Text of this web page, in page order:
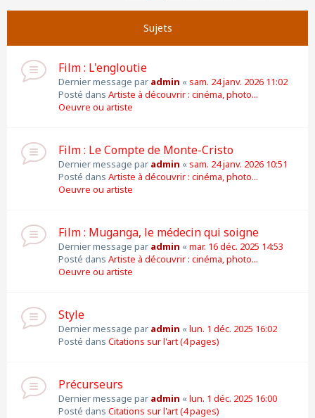
Sujets
Film : L'engloutie
Dernier message par admin «sam. 24 janv. 2026 11:02
Posté dans Artiste à découvrir : cinéma, photo...
Oeuvre ou artiste
Film : Le Compte de Monte-Cristo
Dernier message par admin «sam. 24 janv. 2026 10:51
Posté dans Artiste à découvrir : cinéma, photo...
Oeuvre ou artiste
Film : Muganga, le médecin qui soigne
Dernier message par admin «mar. 16 déc. 2025 14:53
Posté dans Artiste à découvrir : cinéma, photo...
Oeuvre ou artiste
Style
Dernier message par admin «lun. 1 déc. 2025 16:02
Posté dans Citations sur l'art (4 pages)
Précurseurs
Dernier message par admin «lun. 1 déc. 2025 16:00
Posté dans Citations sur l'art (4 pages)